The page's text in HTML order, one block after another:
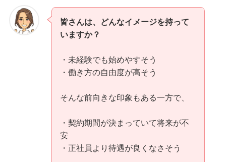
皆さんは、どんなイメージを持って
いますか？
・未経験でも始めやすそう
・働き方の自由度が高そう
そんな前向きな印象もある一方で、
・契約期間が決まっていて将来が不
安
・正社員より待遇が良くなさそう